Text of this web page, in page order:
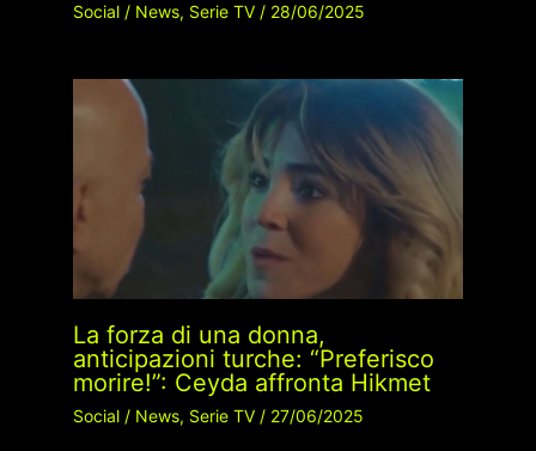
Social/ News, Serie TV/ 28/06/2025
La forza di una donna,
anticipazioni turche: “Preferisco
morire!”: Ceyda affronta Hikmet
Social/ News, Serie TV/ 27/06/2025